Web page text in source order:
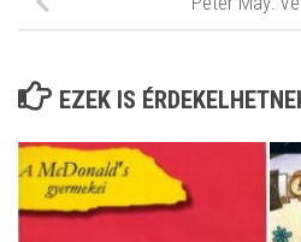
EZEK IS